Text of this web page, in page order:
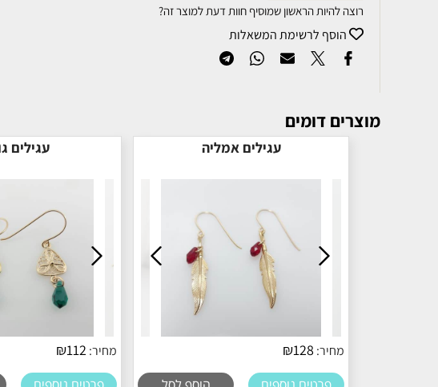
רוצה להיות הראשון שמוסיף חוות דעת למוצר זה?
הוסף לרשימת המשאלות
מוצרים דומים
עגילים אמליה
מחיר: ₪128
עגילים
מחיר: ₪112